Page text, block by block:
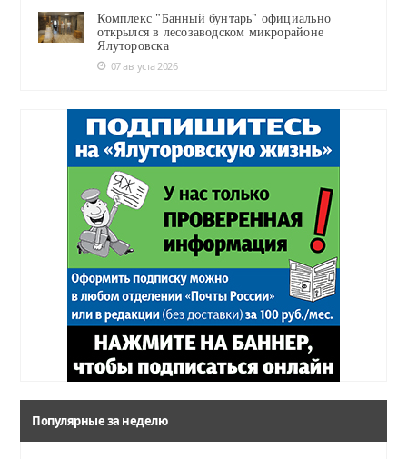
Комплекс "Банный бунтарь" официально
открылся в лесозаводском микрорайоне
Ялуторовска
07 августа 2026
Популярные за неделю